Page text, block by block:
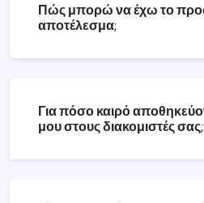
Πώς μπορώ να έχω το
αποτέλεσμα;
Για πόσο καιρό
μου στους διακομιστές σας;